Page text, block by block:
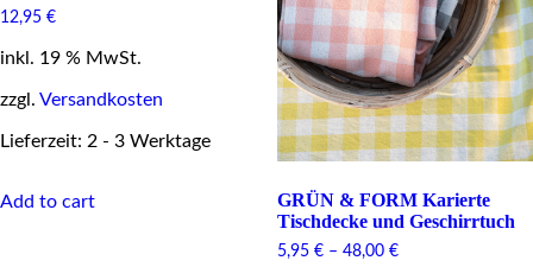
12,95 €
inkl. 19 % MwSt.
zzgl. Versandkosten
Lieferzeit: 2 - 3 Werktage
Add to cart
GRÜN & FORM Karierte
Tischdecke und Geschirrtuch
5,95 €– 48,00 €